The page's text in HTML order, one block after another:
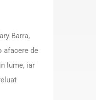
Barra,
afacere de
lume, iar